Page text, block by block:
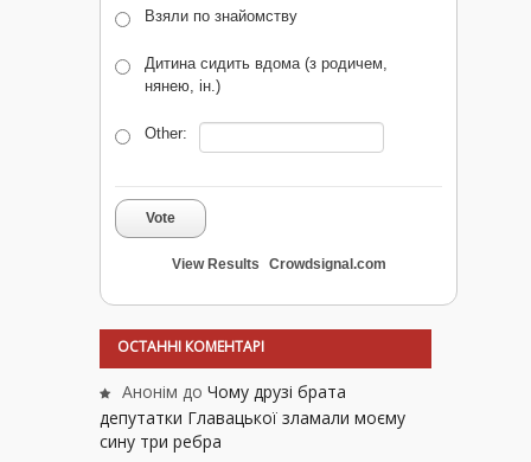
Взяли по знайомству
Дитина сидить вдома (з родичем,
нянею, ін.)
Other:
Vote
View Results Crowdsignal.com
ОСТАННІ КОМЕНТАРІ
Анонім до Чому друзі брата
депутатки Главацької зламали моєму
сину три ребра